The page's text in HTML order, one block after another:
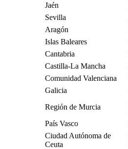
Jaén
Sevilla
Aragón
Islas Baleares
Cantabria
Castilla-La Mancha
Comunidad Valenciana
Galicia
Región de Murcia
País Vasco
Ciudad Autónoma de
Ceuta